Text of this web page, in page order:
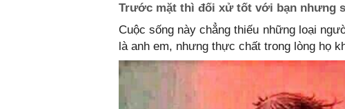
Trước mặt thì đối xử tốt với bạn nhưng
Cuộc sống này chẳng thiếu những loại
là anh em, nhưng thực chất trong lòng họ